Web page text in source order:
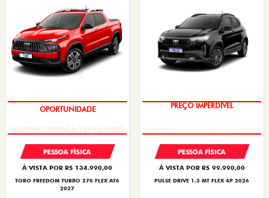
OPORTUNIDADE
PESSOA FÍSICA
À VISTA POR R$ 134.990,00
TORO FREEDOM TURBO 270 FLEX AT6
2027
PREÇO IMPERDÍVEL
PESSOA FÍSICA
À VISTA POR R$ 99.990,00
PULSE DRIVE 1.3 MT FLEX 4P 2026